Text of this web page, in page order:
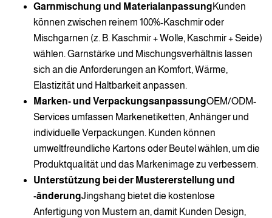
Garnmischung und MaterialanpassungKunden
können zwischen reinem 100%-Kaschmir oder
Mischgarnen (z. B. Kaschmir + Wolle, Kaschmir + Seide)
wählen. Garnstärke und Mischungsverhältnis lassen
sich an die Anforderungen an Komfort, Wärme,
Elastizität und Haltbarkeit anpassen.
Marken- und VerpackungsanpassungOEM/ODM-
Services umfassen Markenetiketten, Anhänger und
individuelle Verpackungen. Kunden können
umweltfreundliche Kartons oder Beutel wählen, um die
Produktqualität und das Markenimage zu verbessern.
Unterstützung bei der Mustererstellung und
-änderungJingshang bietet die kostenlose
Anfertigung von Mustern an, damit Kunden Design,